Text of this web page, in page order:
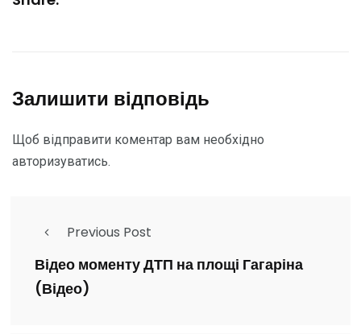
Залишити відповідь
Щоб відправити коментар вам необхідно
авторизуватись.
Previous Post
Відео моменту ДТП на площі Гагаріна
(Відео)